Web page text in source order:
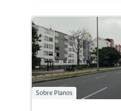
Sobre Planos